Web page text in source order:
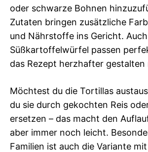
oder schwarze Bohnen
Zutaten bringen zusätzliche
und Nährstoffe ins Gericht. Auch
Süßkartoffelwürfel passen
das Rezept herzhafter
Möchtest du die Tortillas
du sie durch gekochten Reis
ersetzen – das macht den
aber immer noch leicht.
Familien ist auch die Variante